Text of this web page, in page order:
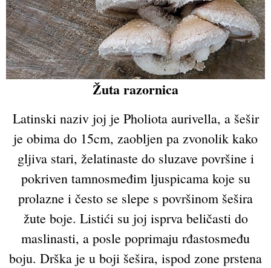
Žuta razornica
Latinski naziv joj je Pholiota aurivella, a šešir
je obima do 15cm, zaobljen pa zvonolik kako
gljiva stari, želatinaste do sluzave površine i
pokriven tamnosmeđim ljuspicama koje su
prolazne i često se slepe s površinom šešira
žute boje. Listići su joj isprva beličasti do
maslinasti, a posle poprimaju rđastosmeđu
boju. Drška je u boji šešira, ispod zone prstena